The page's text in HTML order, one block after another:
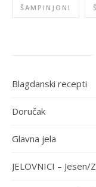
ŠAMPINJONI
Blagdanski recepti
Doručak
Glavna jela
JELOVNICI – Jesen/